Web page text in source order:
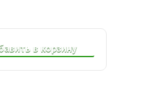
в корзину